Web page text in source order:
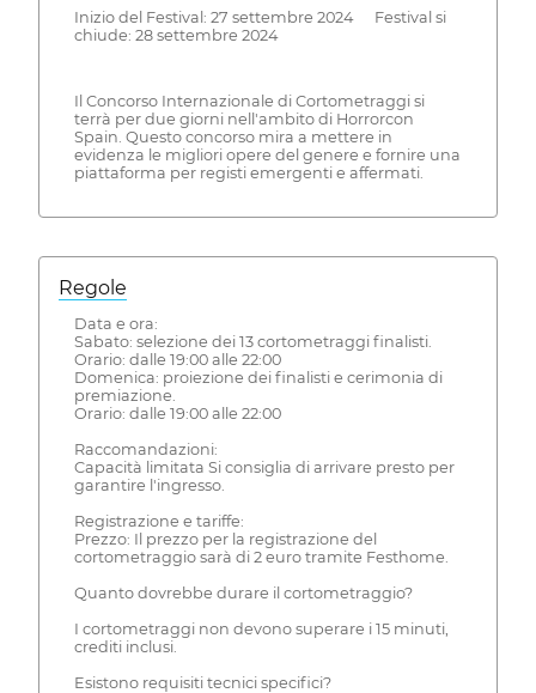
Inizio del Festival: 27 settembre 2024 Festival si
chiude: 28 settembre 2024
Il Concorso Internazionale di Cortometraggi si
terrà per due giorni nell'ambito di Horrorcon
Spain. Questo concorso mira a mettere in
evidenza le migliori opere del genere e fornire una
piattaforma per registi emergenti e affermati.
Regole
Data e ora:
Sabato: selezione dei 13 cortometraggi finalisti.
Orario: dalle 19:00 alle 22:00
Domenica: proiezione dei finalisti e cerimonia di
premiazione.
Orario: dalle 19:00 alle 22:00
Raccomandazioni:
Capacità limitata Si consiglia di arrivare presto per
garantire l'ingresso.
Registrazione e tariffe:
Prezzo: Il prezzo per la registrazione del
cortometraggio sarà di 2 euro tramite Festhome.
Quanto dovrebbe durare il cortometraggio?
I cortometraggi non devono superare i 15 minuti,
crediti inclusi.
Esistono requisiti tecnici specifici?